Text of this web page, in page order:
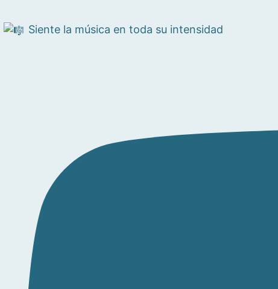
Siente la música en toda su intensidad